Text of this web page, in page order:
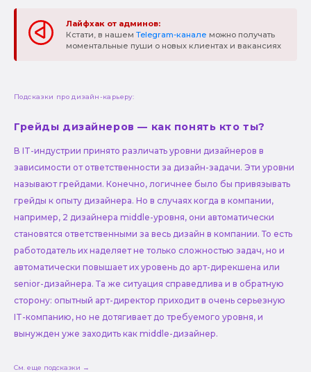
Лайфхак от админов:
Кстати, в нашем Telegram-канале можно получать
моментальные пуши о новых клиентах и вакансиях
Подсказки про дизайн-карьеру:
Грейды дизайнеров — как понять кто ты?
В IT-индустрии принято различать уровни дизайнеров в
зависимости от ответственности за дизайн-задачи. Эти уровни
называют грейдами. Конечно, логичнее было бы привязывать
грейды к опыту дизайнера. Но в случаях когда в компании,
например, 2 дизайнера middle-уровня, они автоматически
становятся ответственными за весь дизайн в компании. То есть
работодатель их наделяет не только сложностью задач, но и
автоматически повышает их уровень до арт-дирекшена или
senior-дизайнера. Та же ситуация справедлива и в обратную
сторону: опытный арт-директор приходит в очень серьезную
IT-компанию, но не дотягивает до требуемого уровня, и
вынужден уже заходить как middle-дизайнер.
См. еще подсказки →